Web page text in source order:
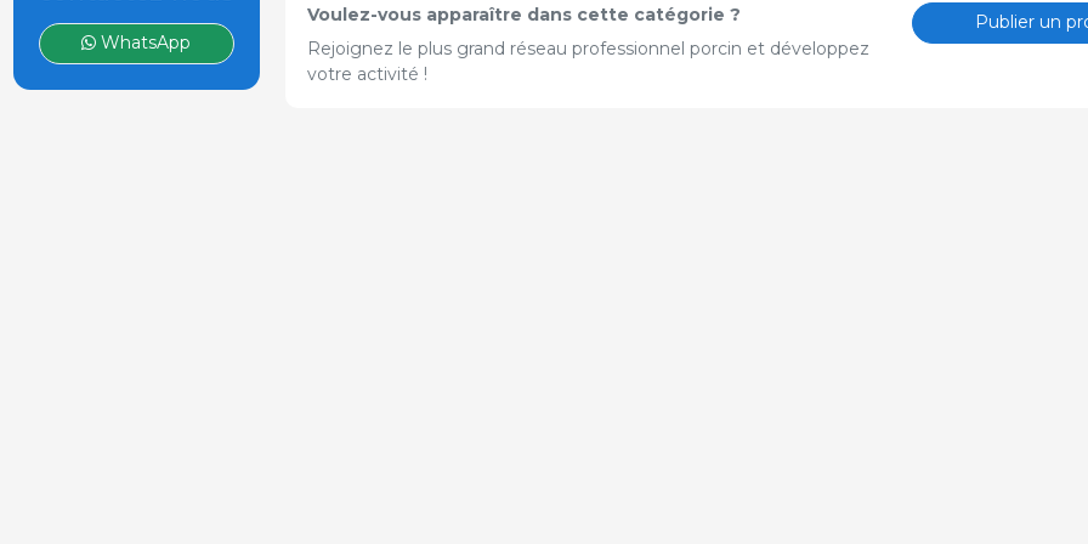
WhatsApp
Voulez-vous apparaître dans cette catégorie ?
Rejoignez le plus grand réseau professionnel porcin et développez
votre activité !
Publier un